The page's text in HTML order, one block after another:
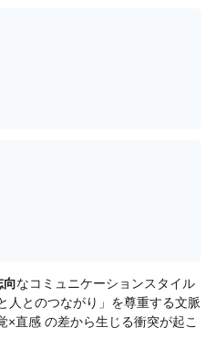
向なコミュニケーションスタイル
人とのつながり 」を尊重する文脈
×直感 の差から生じる衝突が起こ